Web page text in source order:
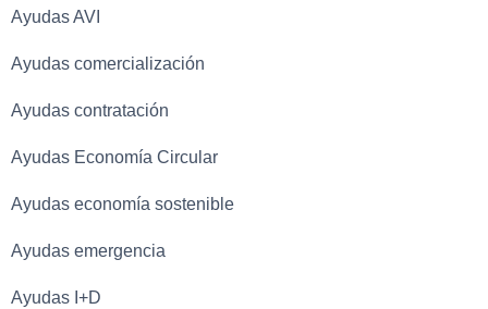
Ayudas AVI
Ayudas comercialización
Ayudas contratación
Ayudas Economía Circular
Ayudas economía sostenible
Ayudas emergencia
Ayudas I+D